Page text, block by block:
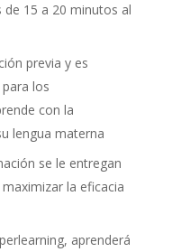
de 15 a 20 minutos al
previa y es
los
con la
lengua materna
se le entregan
la eficacia
aprenderá